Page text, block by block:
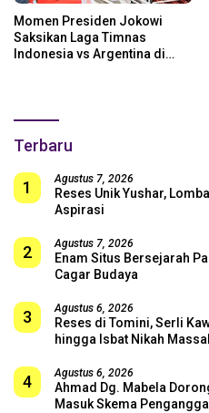
Momen Presiden Jokowi
Saksikan Laga Timnas
Indonesia vs Argentina di
Terbaru
1 Agustus 7, 2026
Reses Unik Yushar,
Aspirasi
2 Agustus 7, 2026
Enam Situs Bersejarah
Cagar Budaya
3 Agustus 6, 2026
Reses di Tomini, Serli
hingga Isbat Nikah Massal
4 Agustus 6, 2026
Ahmad Dg. Mabela
Masuk Skema